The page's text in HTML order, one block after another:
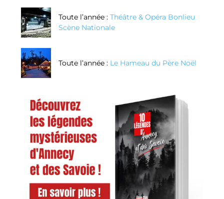
Toute l’année : Théâtre & Opéra Bonlieu
Scène Nationale
Toute l’année : Le Hameau du Père Noël